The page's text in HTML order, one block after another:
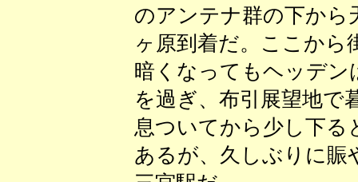
のアンテナ群の下から
ヶ原到着だ。ここから
暗くなってもヘッデン
を過ぎ、布引展望地で
息ついてから少し下る
あるが、久しぶりに賑